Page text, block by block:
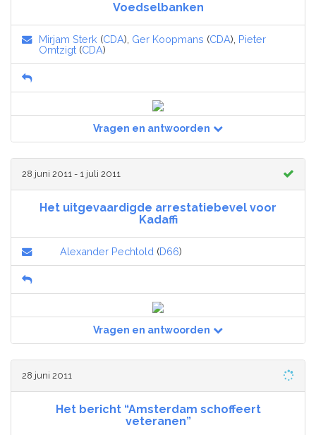
Voedselbanken
Mirjam Sterk (CDA), Ger Koopmans (CDA), Pieter
Omtzigt (CDA)
Vragen en antwoorden
28 juni 2011 - 1 juli 2011
Het uitgevaardigde arrestatiebevel voor
Kadaffi
Alexander Pechtold (D66)
Vragen en antwoorden
28 juni 2011
Het bericht “Amsterdam schoffeert
veteranen”